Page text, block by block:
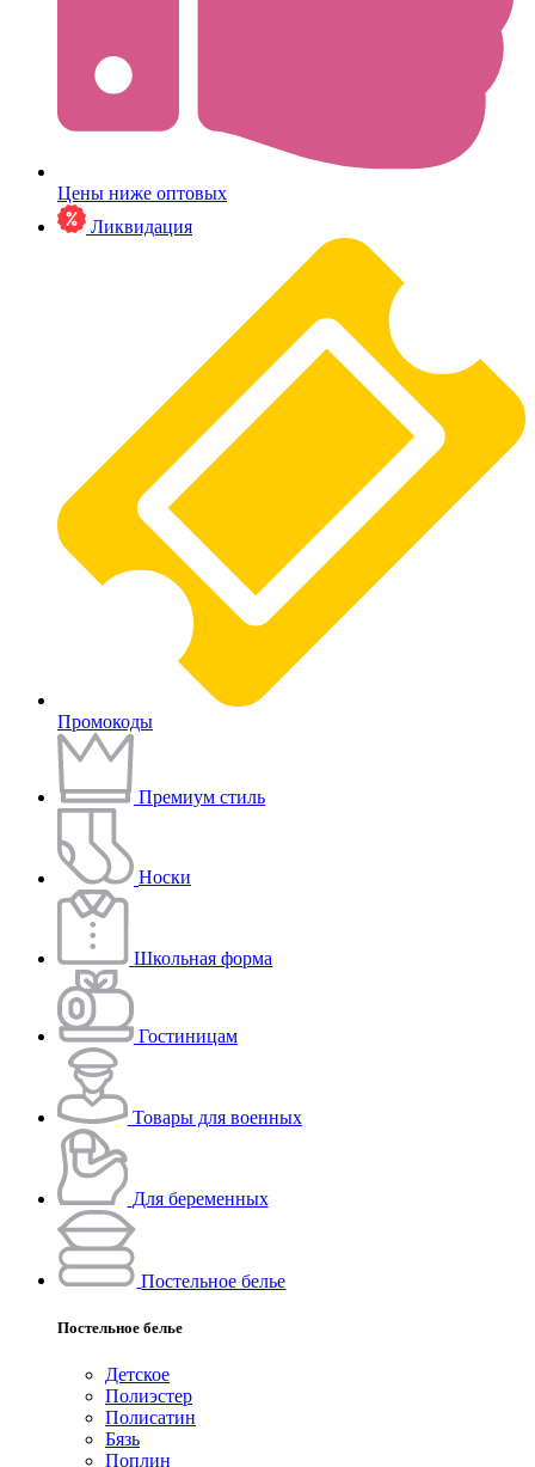
Цены ниже оптовых
Ликвидация
Промокоды
Премиум стиль
Носки
Школьная форма
Гостиницам
Товары для военных
Для беременных
Постельное белье
Постельное белье
Детское
Полиэстeр
Полисатин
Бязь
Поплин